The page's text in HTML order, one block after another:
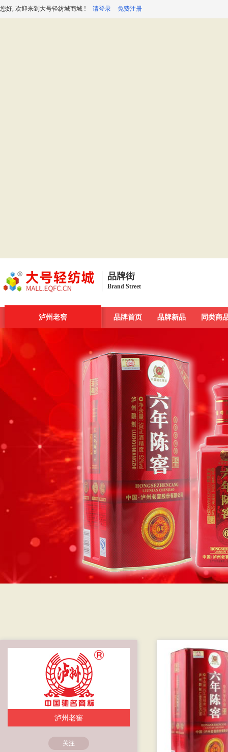
您好, 欢迎来到大号轻纺城商城 ! 请登录 免费注册
品牌街
Brand Street
一周新发现 今日最大牌 新品发布汇 品牌库
泸州老窖 品牌首页 品牌新品 同类商
泸州老窖
关注